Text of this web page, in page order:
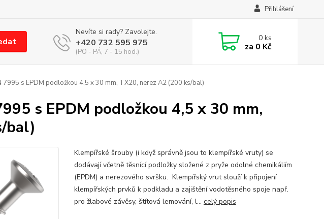
Přihlášení
Nevíte si rady? Zavolejte.
+420 732 595 975
(PO - PÁ, 7 - 15 hod.)
0ks
za 0 Kč
7995 s EPDM podložkou 4,5 x 30 mm, TX20, nerez A2 (200 ks/bal)
s EPDM podložkou 4,5 x 30 mm,
bal)
Klempířské šrouby (i když správně jsou to klempířské vruty) se
dodávají včetně těsnící podložky složené z pryže odolné chemikáliím
(EPDM) a nerezového svršku. Klempířský vrut slouží k připojení
klempířských prvků k podkladu a zajištění vodotěsného spoje např.
pro žlabové závěsy, štítová lemování, l... celý popis